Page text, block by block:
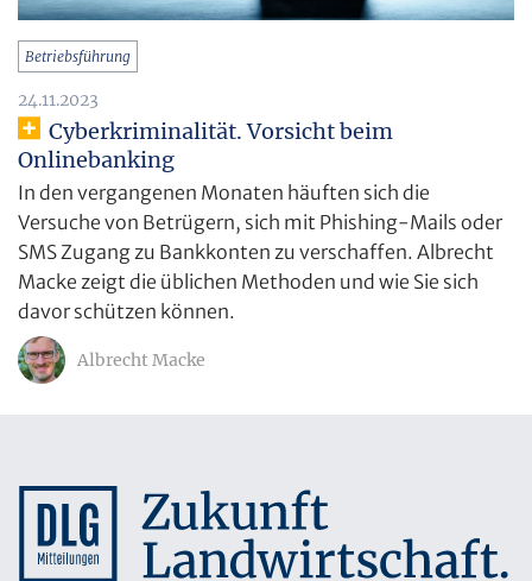
Betriebsführung
24.11.2023
Cyberkriminalität. Vorsicht beim
Onlinebanking
In den vergangenen Monaten häuften sich die
Versuche von Betrügern, sich mit Phishing-Mails oder
SMS Zugang zu Bankkonten zu verschaffen. Albrecht
Macke zeigt die üblichen Methoden und wie Sie sich
davor schützen können.
Albrecht Macke